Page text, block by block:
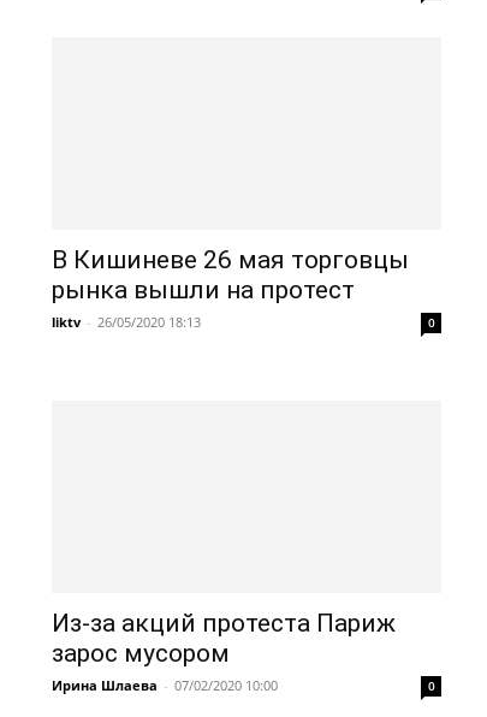
В Кишиневе 26 мая торговцы
рынка вышли на протест
liktv - 26/05/2020 18:13 0
Из-за акций протеста Париж
зарос мусором
Ирина Шлаева - 07/02/2020 10:00 0